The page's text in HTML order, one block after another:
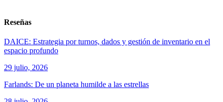
Reseñas
DAICE: Estrategia por turnos, dados y gestión de inventario en el
espacio profundo
29 julio, 2026
Farlands: De un planeta humilde a las estrellas